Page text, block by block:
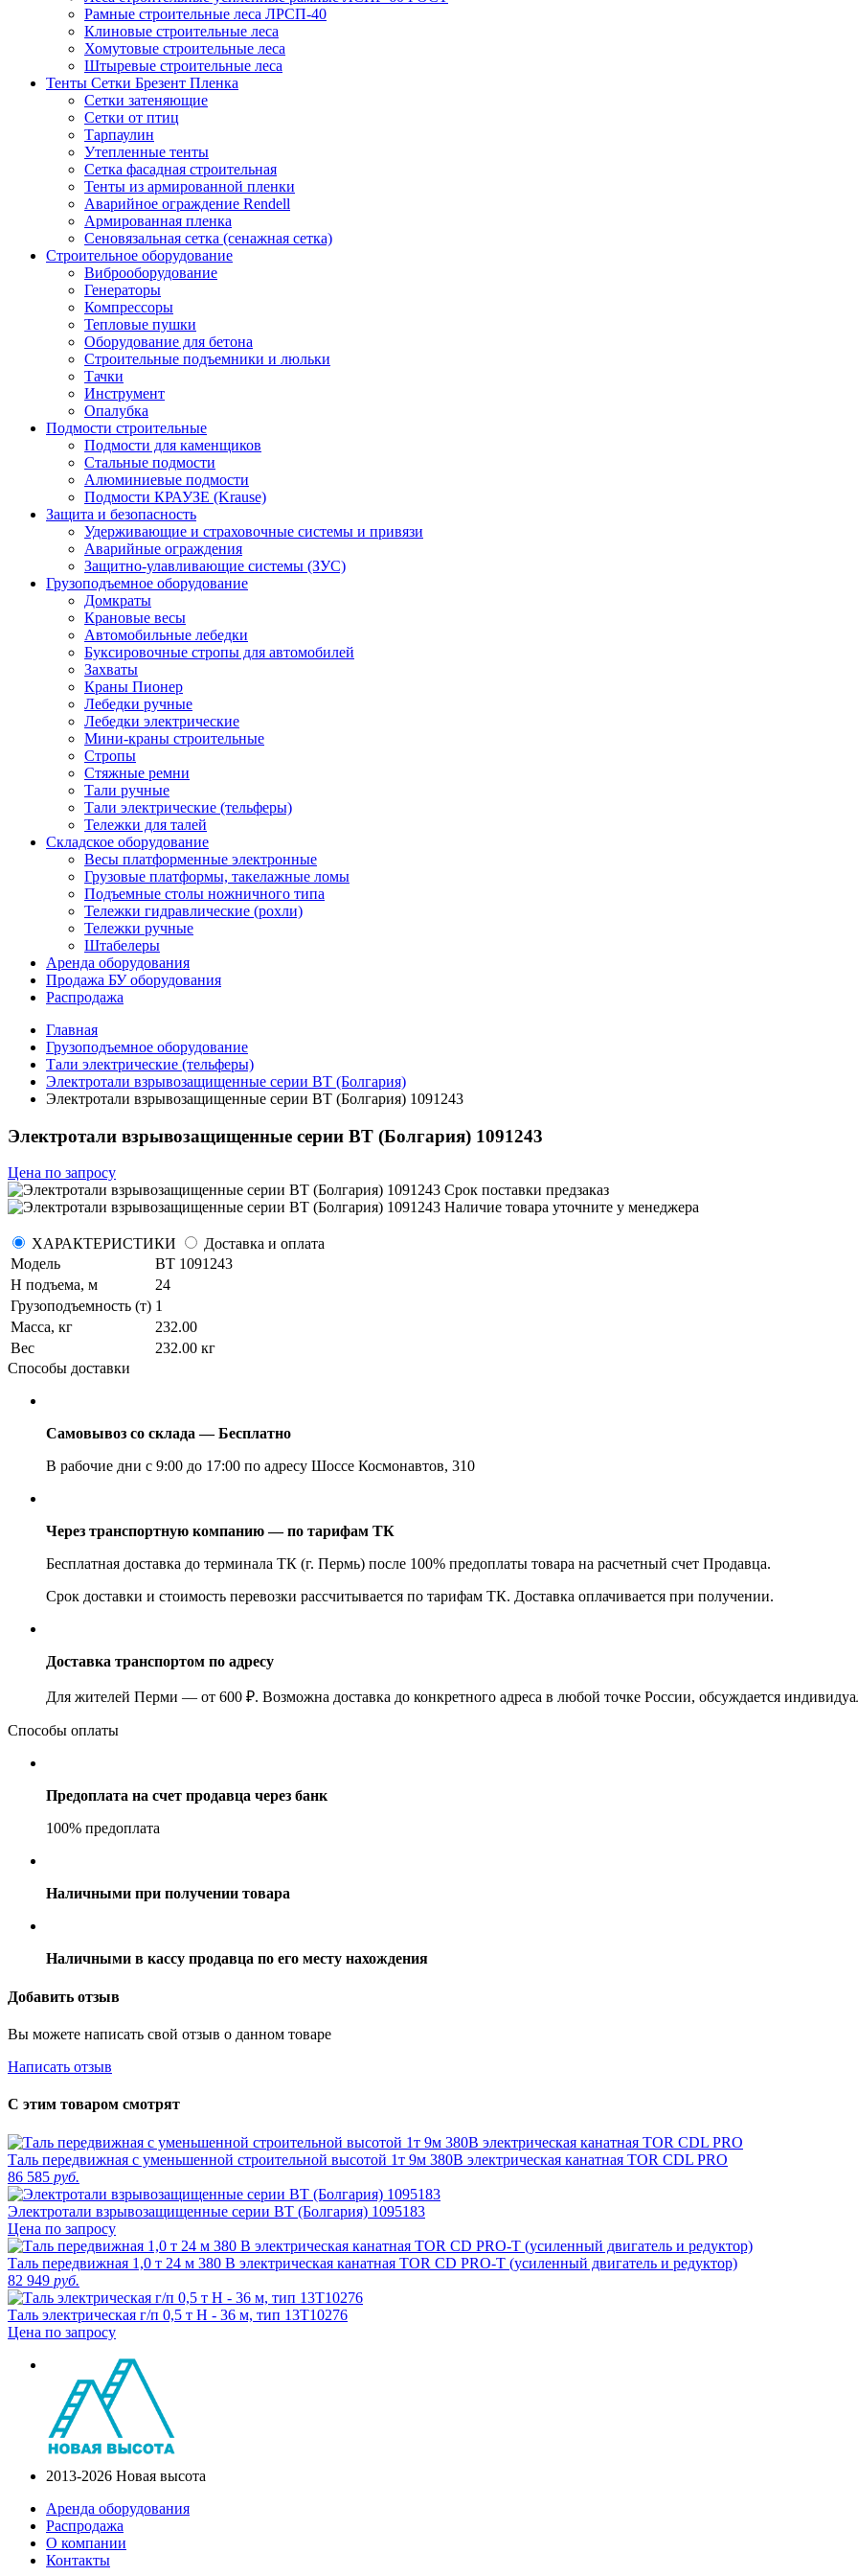
Рамные строительные леса ЛРСП-40
Клиновые строительные леса
Хомутовые строительные леса
Штыревые строительные леса
Тенты Сетки Брезент Пленка
Сетки затеняющие
Сетки от птиц
Тарпаулин
Утепленные тенты
Сетка фасадная строительная
Тенты из армированной пленки
Аварийное ограждение Rendell
Армированная пленка
Сеновязальная сетка (сенажная сетка)
Строительное оборудование
Виброоборудование
Генераторы
Компрессоры
Тепловые пушки
Оборудование для бетона
Строительные подъемники и люльки
Тачки
Инструмент
Опалубка
Подмости строительные
Подмости для каменщиков
Стальные подмости
Алюминиевые подмости
Подмости КРАУЗЕ (Krause)
Защита и безопасность
Удерживающие и страховочные системы и привязи
Аварийные ограждения
Защитно-улавливающие системы (ЗУС)
Грузоподъемное оборудование
Домкраты
Крановые весы
Автомобильные лебедки
Буксировочные стропы для автомобилей
Захваты
Краны Пионер
Лебедки ручные
Лебедки электрические
Мини-краны строительные
Стропы
Стяжные ремни
Тали ручные
Тали электрические (тельферы)
Тележки для талей
Складское оборудование
Весы платформенные электронные
Грузовые платформы, такелажные ломы
Подъемные столы ножничного типа
Тележки гидравлические (рохли)
Тележки ручные
Штабелеры
Аренда оборудования
Продажа БУ оборудования
Распродажа
Главная
Грузоподъемное оборудование
Тали электрические (тельферы)
Электротали взрывозащищенные серии ВТ (Болгария)
Электротали взрывозащищенные серии ВТ (Болгария) 1091243
Электротали взрывозащищенные серии ВТ (Болгария) 1091243
Цена по запросу
Срок поставки предзаказ
Наличие товара уточните у менеджера
ХАРАКТЕРИСТИКИ
Доставка и оплата
Модель
ВТ 1091243
H подъема, м
24
Грузоподъемность (т) 1
Масса, кг
232.00
Вес
232.00 кг
Способы доставки
Самовывоз со склада — Бесплатно
В рабочие дни с 9:00 до 17:00 по адресу Шоссе Космонавтов, 310
Через транспортную компанию — по тарифам ТК
Бесплатная доставка до терминала ТК (г. Пермь) после 100% предоплаты товара на расчетный счет Продавца.
Срок доставки и стоимость перевозки рассчитывается по тарифам ТК. Доставка оплачивается при получении.
Доставка транспортом по адресу
Для жителей Перми — от 600 ₽. Возможна доставка до конкретного адреса в любой точке России, обсуждается
Способы оплаты
Предоплата на счет продавца через банк
100% предоплата
Наличными при получении товара
Наличными в кассу продавца по его месту нахождения
Добавить отзыв
Вы можете написать свой отзыв о данном товаре
Написать отзыв
С этим товаром смотрят
Таль передвижная с уменьшенной строительной высотой 1т 9м 380В электрическая канатная TOR CDL PRO
86 585 руб.
Электротали взрывозащищенные серии ВТ (Болгария) 1095183
Цена по запросу
Таль передвижная 1,0 т 24 м 380 В электрическая канатная TOR CD PRO-T (усиленный двигатель и редуктор)
82 949 руб.
Таль электрическая г/п 0,5 т Н - 36 м, тип 13Т10276
Цена по запросу
2013-2026 Новая высота
Аренда оборудования
Распродажа
О компании
Контакты